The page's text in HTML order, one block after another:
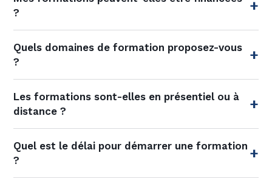
?
Quels domaines de formation proposez-vous
?
Les formations sont-elles en présentiel ou à
distance ?
Quel est le délai pour démarrer une formation
?